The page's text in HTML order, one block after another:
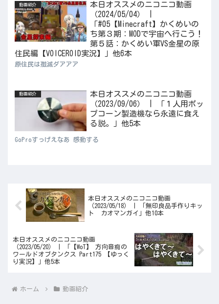
動画紹介
本日オススメのニコニコ動画
（2024/05/04） |
「#05【Minecraft】かくめいの
ち第３期：MODで宇宙へ行こう！
第５話：かくめい軍VS金星の原
住民編【VOICEROID実況】」他6本
原住民は殲滅ダアアア
動画紹介
本日オススメのニコニコ動画
（2023/09/06） | 「１人用ポッ
プコーン製造機なら永遠に食え
る説。」他5本
GoProすっげえなあ 感動する
本日オススメのニコニコ動画
（2023/05/18） | 「無印良品手作りキッ
ト カオマンガイ」他10本
本日オススメのニコニコ動画
（2023/05/20） | 「【WoT】 方向音痴の
ワールドオブタンクス Part175 【ゆっく
り実況】」他5本
ホーム 動画紹介